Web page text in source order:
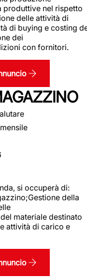
produttive nel rispetto
delle attività di
di buying e costing
dei
con fornitori.
si occuperà di:
della
materiale destinato
attività di carico e